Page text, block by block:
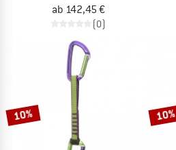
ab 142,45 €
(0)
10% 10%